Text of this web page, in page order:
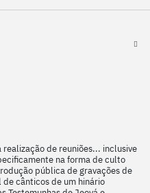
de reuniões... inclusive
na forma de culto
pública de gravações de
cânticos de um hinário